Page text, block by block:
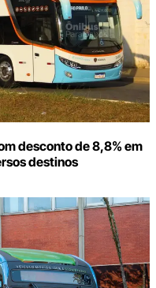
desconto de 8,8% em
destinos